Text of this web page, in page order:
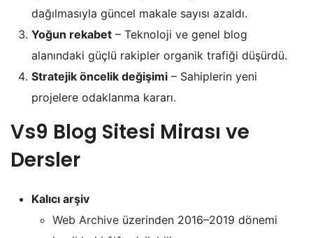
dağılmasıyla güncel makale sayısı azaldı.
Yoğun rekabet – Teknoloji ve genel blog
alanındaki güçlü rakipler organik trafiği düşürdü.
Stratejik öncelik değişimi – Sahiplerin yeni
projelere odaklanma kararı.
Vs9 Blog Sitesi Mirası ve
Dersler
Kalıcı arşiv
Web Archive üzerinden 2016–2019 dönemi